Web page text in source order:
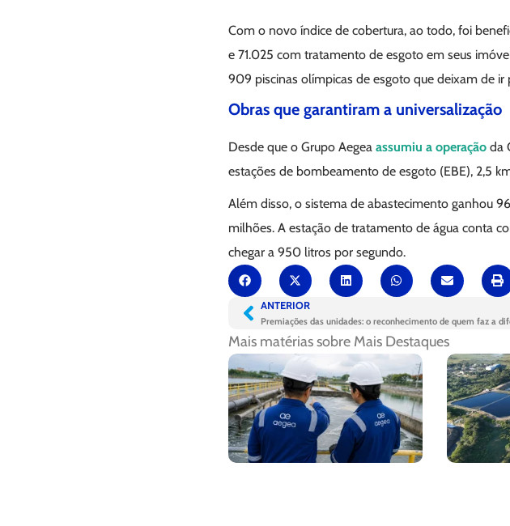
Com o novo índice de cobertura, ao todo, foi
e 71.025 com tratamento de esgoto em seus
909 piscinas olímpicas de esgoto que deixam de
Obras que garantiram a universalização
Desde que o Grupo Aegea assumiu a operação da
estações de bombeamento de esgoto (EBE), 2,5
Além disso, o sistema de abastecimento ganhou
milhões. A estação de tratamento de água conta
chegar a 950 litros por segundo.
ANTERIOR
Mais matérias sobre Mais Destaques